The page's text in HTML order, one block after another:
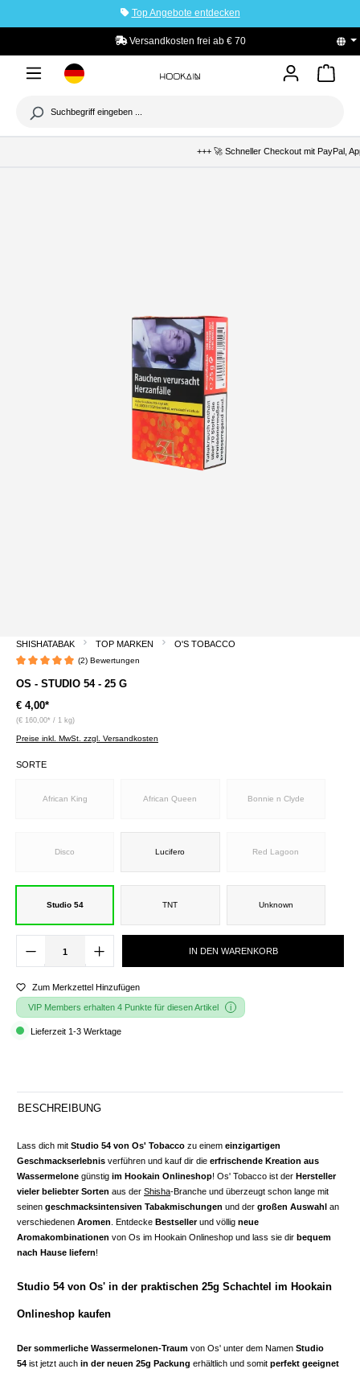
Top Angebote entdecken
Versandkosten frei ab € 70
+++ 🚀 Schneller Checkout mit PayPal, Apple
SHISHATABAK TOP MARKEN O'S TOBACCO
(2) Bewertungen
OS - STUDIO 54 - 25 G
€ 4,00*
(€ 160,00* / 1 kg)
Preise inkl. MwSt. zzgl. Versandkosten
SORTE
African King African Queen Bonnie n Clyde
Disco Lucifero Red Lagoon
Studio 54 TNT Unknown
IN DEN WARENKORB
Zum Merkzettel Hinzufügen
VIP Members erhalten 4 Punkte für diesen Artikel
Lieferzeit 1-3 Werktage
BESCHREIBUNG
Lass dich mit Studio 54 von Os' Tobacco zu einem einzigartigen
Geschmackserlebnis verführen und kauf dir die erfrischende Kreation aus
Wassermelone günstig im Hookain Onlineshop! Os' Tobacco ist der Hersteller
vieler beliebter Sorten aus der Shisha-Branche und überzeugt schon lange mit
seinen geschmacksintensiven Tabakmischungen und der großen Auswahl an
verschiedenen Aromen . Entdecke Bestsellerund völlig neue
Aromakombinationen von Os im Hookain Onlineshop und lass sie dir bequem
nach Hause liefern!
Studio 54 von Os' in der praktischen 25g Schachtel im Hookain
Onlineshop kaufen
Der sommerliche Wassermelonen-Traum von Os' unter dem Namen Studio
54 ist jetzt auch in der neuen 25g Packung erhältlich und somit perfekt geeignet